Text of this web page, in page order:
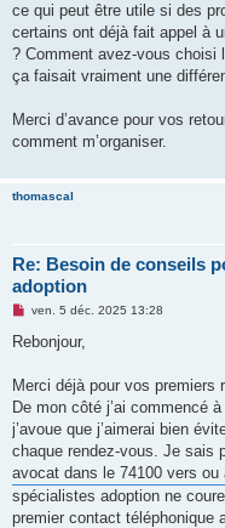
ce qui peut être utile si des
certains ont déjà fait appel à
? Comment avez-vous choisi
ça faisait vraiment une
Merci d’avance pour vos
comment m’organiser.
thomascal
Re: Besoin de conseils
adoption
M
s
g
n
o
l
u
ven. 5 déc. 2025 13:28
Rebonjour,
Merci déjà pour vos premiers
De mon côté j’ai commencé
j’avoue que j’aimerai bien
chaque rendez-vous. Je sais
avocat dans le 74100 vers ou
spécialistes adoption ne
premier contact téléphonique